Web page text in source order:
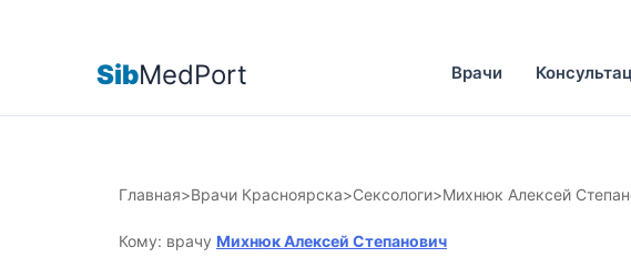
SibMedPort Врачи
Главная>Врачи Красноярска>Сексологи>Михнюк Алексей
Кому: врачу Михнюк Алексей Степанович